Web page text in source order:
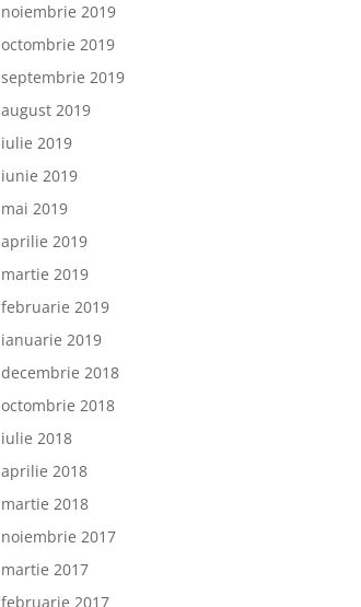
noiembrie 2019
octombrie 2019
septembrie 2019
august 2019
iulie 2019
iunie 2019
mai 2019
aprilie 2019
martie 2019
februarie 2019
ianuarie 2019
decembrie 2018
octombrie 2018
iulie 2018
aprilie 2018
martie 2018
noiembrie 2017
martie 2017
februarie 2017